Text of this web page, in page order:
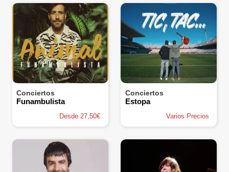
Conciertos
Funambulista
Desde 27,50€
Conciertos
Estopa
Varios Precios